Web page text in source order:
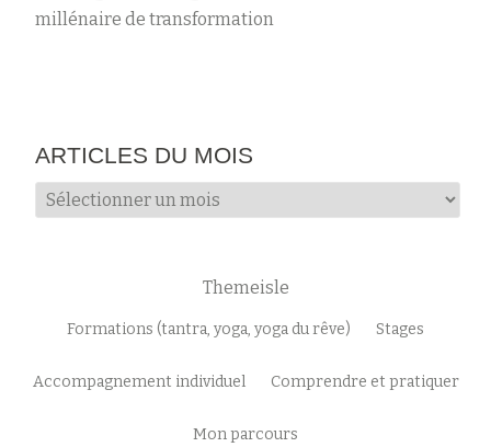
millénaire de transformation
ARTICLES DU MOIS
Articles
du
Themeisle
Menu
secondaire
Formations (tantra, yoga, yoga du rêve) Stages
Accompagnement individuel Comprendre et pratiquer
Mon parcours